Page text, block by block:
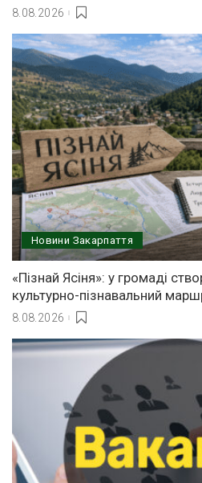
8.08.2026
Новини Закарпаття
«Пізнай Ясіня»: у громаді
культурно-пізнавальний
8.08.2026